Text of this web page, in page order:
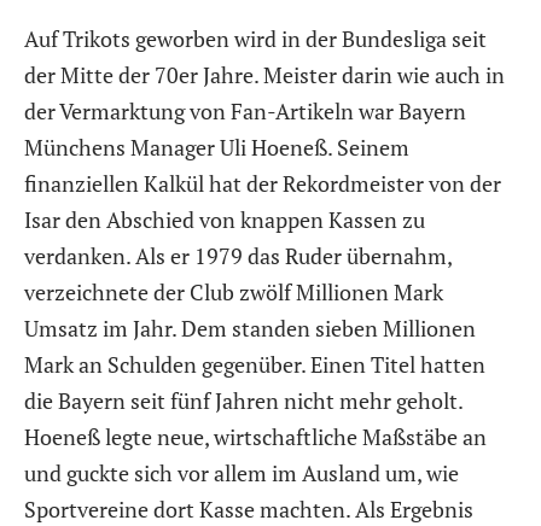
Auf Trikots geworben wird in der Bundesliga seit
der Mitte der 70er Jahre. Meister darin wie auch in
der Vermarktung von Fan-Artikeln war Bayern
Münchens Manager Uli Hoeneß. Seinem
finanziellen Kalkül hat der Rekordmeister von der
Isar den Abschied von knappen Kassen zu
verdanken. Als er 1979 das Ruder übernahm,
verzeichnete der Club zwölf Millionen Mark
Umsatz im Jahr. Dem standen sieben Millionen
Mark an Schulden gegenüber. Einen Titel hatten
die Bayern seit fünf Jahren nicht mehr geholt.
Hoeneß legte neue, wirtschaftliche Maßstäbe an
und guckte sich vor allem im Ausland um, wie
Sportvereine dort Kasse machten. Als Ergebnis